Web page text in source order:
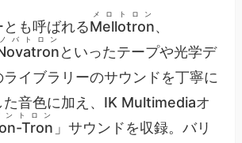
も呼ばれるMellotron
メロトロン
、
ノバトロン
といったテープや光学デ
ライブラリーのサウンドを丁寧に
た音色に加え、IK Multimediaオ
Tron
ントロン
」サウンドを収録。バリ